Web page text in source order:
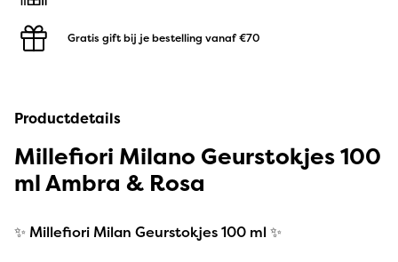
Gratis gift bij je bestelling vanaf €70
Productdetails
Millefiori Milano Geurstokjes 100
ml Ambra & Rosa
✨ Millefiori Milan Geurstokjes 100 ml ✨